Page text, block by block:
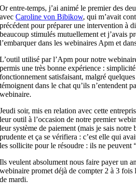
Or entre-temps, j’ai animé le premier des
avecCaroline von Bibikow, qui m’avait
précédent pour préparer une intervention à
beaucoup stimulés mutuellementet j’avais
l’embarquer dans les webinaires Apmet
L’outil utilisé par l’Apm pour notre
permis une très bonne expérience :
fonctionnement satisfaisant, malgré
témoignent dans le chat qu’ils n’entendent
webinaire.
Jeudi soir, mis en relation avec cette
leur outil à l’occasion de notre premier
leur système de paiement (mais je sais notre
prudenteet ça se vérifiera : c’est elle qui
les sollicite pour le résoudre : ils ne peuvent
Ils veulent absolument nous faire payer un
webinaire promet déjà de compter 2 à 3 fois
de mardi.